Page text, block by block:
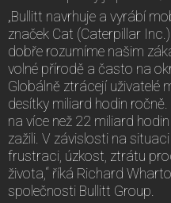
„Bullitt navrhuje a vyrábí
značek Cat (Caterpillar
dobře rozumíme našim
volné přírodě a často na
Globálně ztrácejí uživatelé
desítky miliard hodin
na více než 22 miliard
zažili. V závislosti na
frustraci, úzkost, ztrátu
života,“ říká Richard
společnosti Bullitt Group.